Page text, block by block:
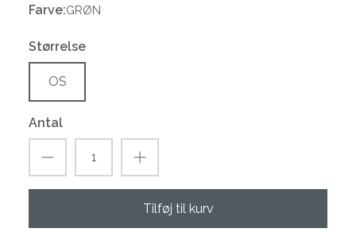
Farve:GRØN
Størrelse
OS
Antal
Tilføj til kurv